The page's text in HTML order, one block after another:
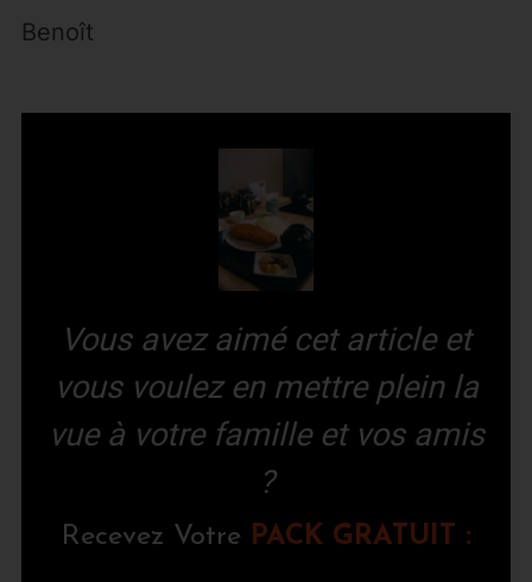
Benoît
Vous avez aimé cet article et
vous voulez en mettre plein la
vue à votre famille et vos amis
?
Recevez Votre PACK GRATUIT :